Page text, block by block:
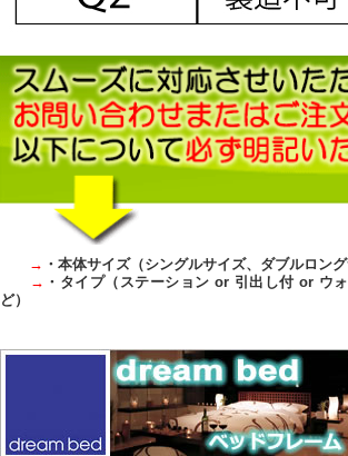
→ ・本体サイズ（シングルサイズ、ダブルロン
→ ・タイプ（ステーション or 引出し付 or ウ
ど）